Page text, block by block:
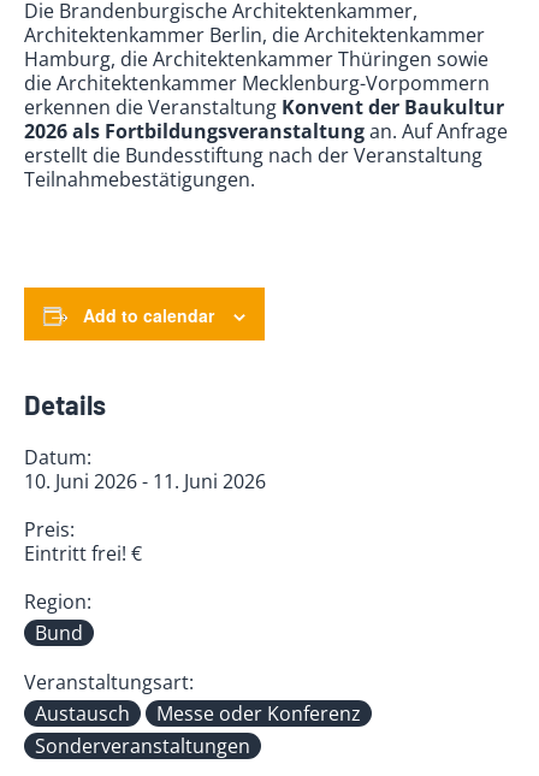
Die Brandenburgische Architektenkammer,
Architektenkammer Berlin, die Architektenkammer
Hamburg, die Architektenkammer Thüringen sowie
die Architektenkammer Mecklenburg-Vorpommern
erkennen die Veranstaltung Konvent der Baukultur
2026als Fortbildungsveranstaltungan. Auf Anfrage
erstellt die Bundesstiftung nach der Veranstaltung
Teilnahmebestätigungen.
Add to calendar
Details
Datum:
10. Juni 2026 - 11. Juni 2026
Preis:
Eintritt frei! €
Region:
Bund
Veranstaltungsart:
Austausch
Messe oder Konferenz
Sonderveranstaltungen